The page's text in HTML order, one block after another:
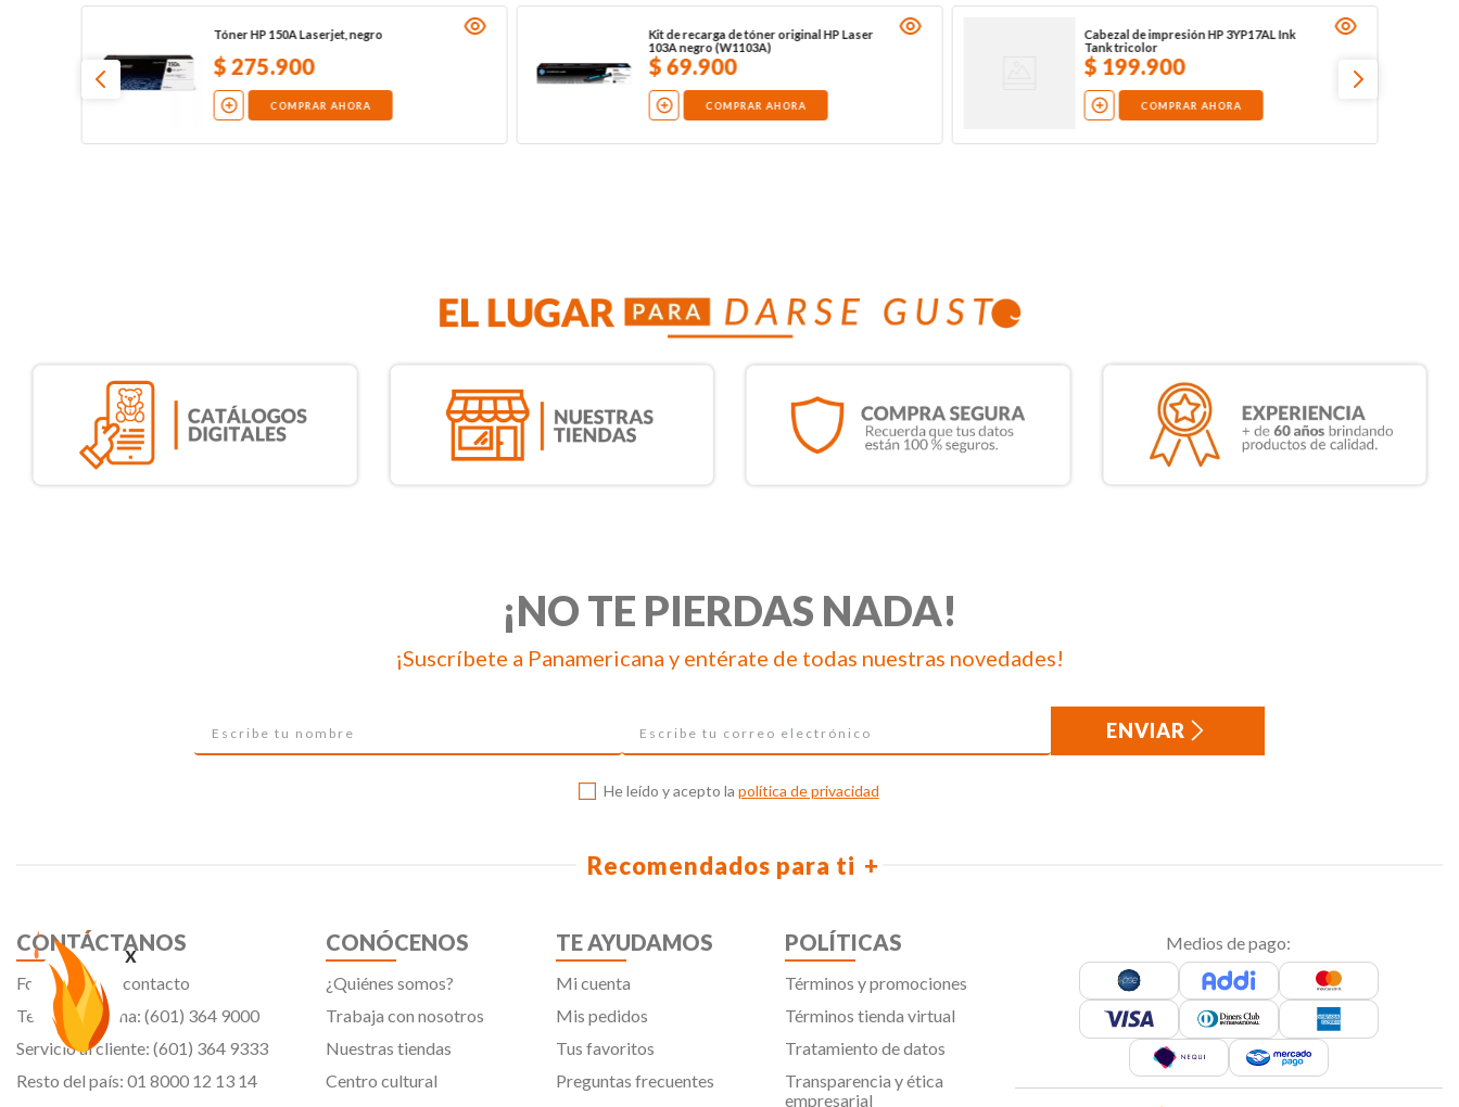
x
Tóner HP 150A Laserjet, negro
$275.900
COMPRAR AHORA
Kit de recarga de tóner original HP Laser
103A negro (W1103A)
$69.900
COMPRAR AHORA
Cabezal de impresión HP 3YP17AL Ink
Tank tricolor
$ 199.900
COMPRAR AHORA
¡NO TE PIERDAS NADA!
¡Suscríbete a Panamericana y entérate de todas nuestras novedades!
ENVIAR
He leído y acepto la política de privacidad
Recomendados para ti
CONTÁCTANOS
Formulario de contacto
Teléfono oficina: (601) 364 9000
Servicio al cliente: (601) 364 9333
Resto del país: 01 8000 12 13 14
CONÓCENOS
¿Quiénes somos?
Trabaja con nosotros
Nuestras tiendas
Centro cultural
TE AYUDAMOS
Mi cuenta
Mis pedidos
Tus favoritos
Preguntas frecuentes
POLÍTICAS
Términos y promociones
Términos tienda virtual
Tratamiento de datos
Transparencia y ética
empresarial
Medios de pago: